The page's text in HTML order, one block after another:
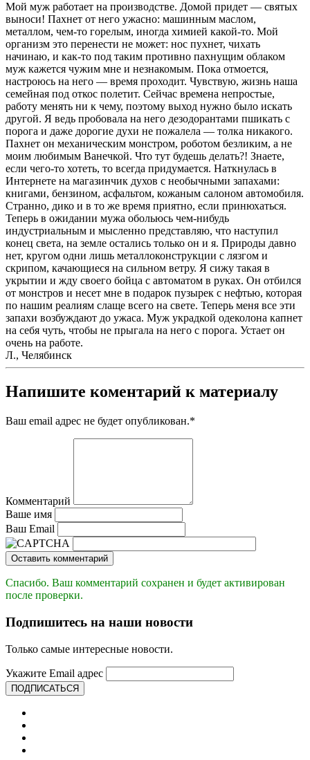
Мой муж работает на производстве. Домой придет — святых
выноси! Пахнет от него ужасно: машинным маслом,
металлом, чем-то горелым, иногда химией какой-то. Мой
организм это перенести не может: нос пухнет, чихать
начинаю, и как-то под таким противно пахнущим облаком
муж кажется чужим мне и незнакомым. Пока отмоется,
настроюсь на него — время проходит. Чувствую, жизнь наша
семейная под откос полетит. Сейчас времена непростые,
работу менять ни к чему, поэтому выход нужно было искать
другой. Я ведь пробовала на него дезодорантами пшикать с
порога и даже дорогие духи не пожалела — толка никакого.
Пахнет он механическим монстром, роботом безликим, а не
моим любимым Ванечкой. Что тут будешь делать?! Знаете,
если чего-то хотеть, то всегда придумается. Наткнулась в
Интернете на магазинчик духов с необычными запахами:
книгами, бензином, асфальтом, кожаным салоном автомобиля.
Странно, дико и в то же время приятно, если принюхаться.
Теперь в ожидании мужа обольюсь чем-нибудь
индустриальным и мысленно представляю, что наступил
конец света, на земле остались только он и я. Природы давно
нет, кругом одни лишь металлоконструкции с лязгом и
скрипом, качающиеся на сильном ветру. Я сижу такая в
укрытии и жду своего бойца с автоматом в руках. Он отбился
от монстров и несет мне в подарок пузырек с нефтью, которая
по нашим реалиям слаще всего на свете. Теперь меня все эти
запахи возбуждают до ужаса. Муж украдкой одеколона капнет
на себя чуть, чтобы не прыгала на него с порога. Устает он
очень на работе.
Л., Челябинск
Напишите коментарий к материалу
Ваш email адрес не будет опубликован.*
Комментарий
Ваше имя
Ваш Email
Оставить комментарий
Спасибо. Ваш комментарий сохранен и будет активирован
после проверки.
Подпишитесь на наши новости
Только самые интересные новости.
Укажите Email адрес
ПОДПИСАТЬСЯ